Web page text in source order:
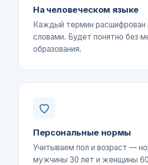
На человеческом языке
Каждый термин расшифрован
словами. Будет понятно без
образования.
Персональные нормы
Учитываем пол и возраст —
мужчины 30 лет и женщины 60